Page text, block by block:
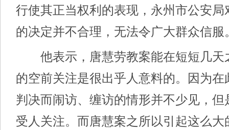
行使其正当权利的表现，永州市公安局
的决定并不合理，无法令广大群众信服
他表示，唐慧劳教案能在短短几天
的空前关注是很出乎人意料的。因为
判决而闹访、缠访的情形并不少见，
受人关注。而唐慧案之所以引起这么